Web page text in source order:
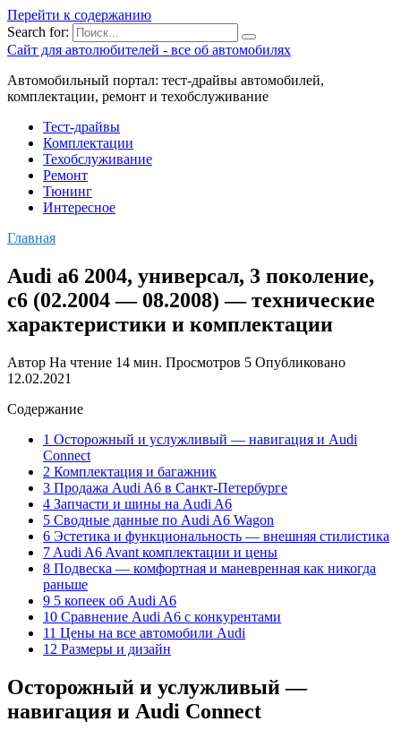
Перейти к содержанию
Search for:
Сайт для автолюбителей - все об автомобилях
Автомобильный портал: тест-драйвы автомобилей,
комплектации, ремонт и техобслуживание
Тест-драйвы
Комплектации
Техобслуживание
Ремонт
Тюнинг
Интересное
Главная
Audi a6 2004, универсал, 3 поколение,
c6 (02.2004 — 08.2008) — технические
характеристики и комплектации
Автор На чтение 14 мин. Просмотров 5 Опубликовано
12.02.2021
Содержание
1 Осторожный и услужливый — навигация и Audi
Connect
2 Комплектация и багажник
3 Продажа Audi A6 в Санкт-Петербурге
4 Запчасти и шины на Audi A6
5 Сводные данные по Audi A6 Wagon
6 Эстетика и функциональность — внешняя стилистика
7 Audi A6 Avant комплектации и цены
8 Подвеска — комфортная и маневренная как никогда
раньше
9 5 копеек об Audi A6
10 Сравнение Audi A6 с конкурентами
11 Цены на все автомобили Audi
12 Размеры и дизайн
Осторожный и услужливый —
навигация и Audi Connect